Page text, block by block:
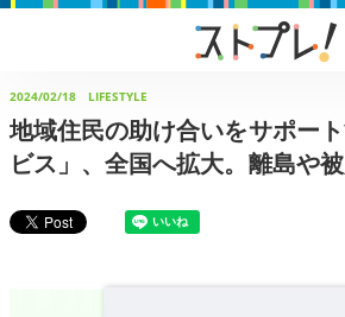
2024/02/18 LIFESTYLE
地域住民の助け合いをサポー
ビス」、全国へ拡大。離島や